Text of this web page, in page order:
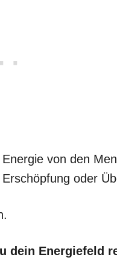
von den
oder
dein Energiefeld